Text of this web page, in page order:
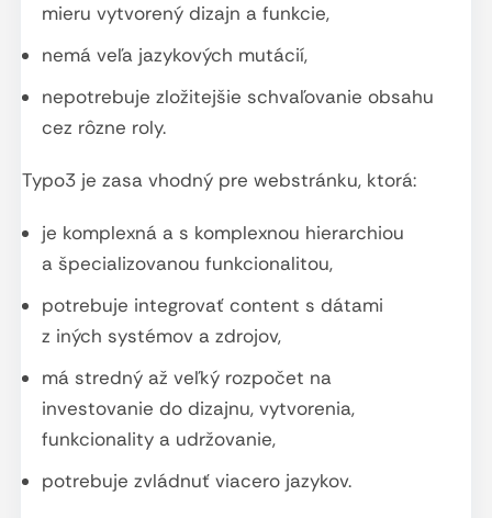
mieru vytvorený dizajn a funkcie,
nemá veľa jazykových mutácií,
nepotrebuje zložitejšie schvaľovanie obsahu
cez rôzne roly.
Typo3 je zasa vhodný pre webstránku, ktorá:
je komplexná a s komplexnou hierarchiou
a špecializovanou funkcionalitou,
potrebuje integrovať content s dátami
z iných systémov a zdrojov,
má stredný až veľký rozpočet na
investovanie do dizajnu, vytvorenia,
funkcionality a udržovanie,
potrebuje zvládnuť viacero jazykov.